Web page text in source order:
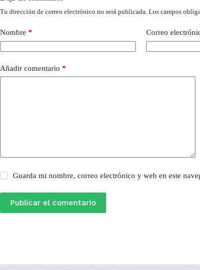
Tu dirección de correo electrónico no será publicada. Los campos
Nombre * Correo
Añadir comentario *
Guarda mi nombre, correo electrónico y web en este
Publicar el comentario